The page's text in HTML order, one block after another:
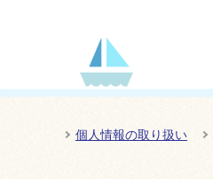
個人情報の取り扱い